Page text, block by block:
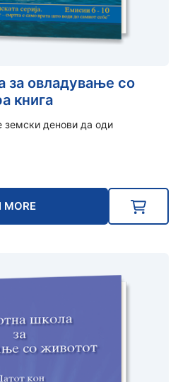
за овладување со
книга
земски денови да оди
MORE